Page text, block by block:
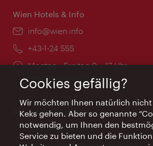
Wien Hotels & Info
Email:
info@wien.info
Telefon:
+43-1-24 555
Öffnungszeiten:
Montag - Freitag 9 – 17 Uhr
Feiertags geschlossen
AI Concierge Wien
Ort:
concierge.wien.info
Cookies gefällig?
Wir möchten Ihnen natürlich
Keks gehen. Aber so genannte
notwendig, um Ihnen den
Service zu bieten und die